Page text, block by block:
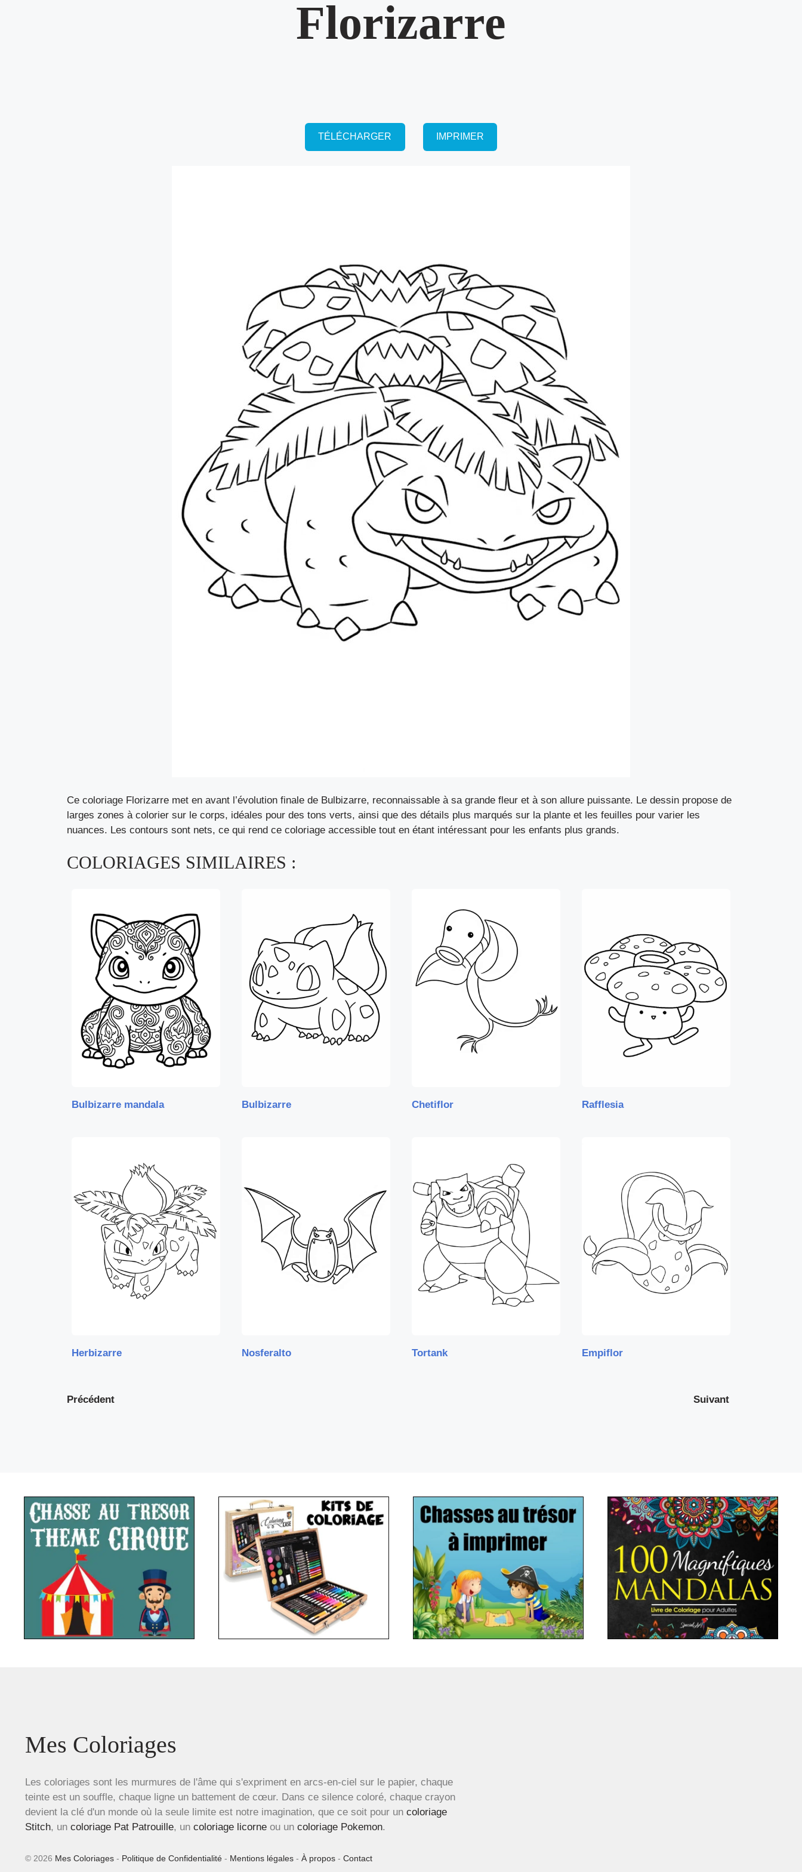
Florizarre
TÉLÉCHARGER IMPRIMER
Ce coloriage Florizarre met en avant l’évolution finale de Bulbizarre, reconnaissable à sa grande fleur et à son allure puissante. Le dessin propose de
larges zones à colorier sur le corps, idéales pour des tons verts, ainsi que des détails plus marqués sur la plante et les feuilles pour varier les
nuances. Les contours sont nets, ce qui rend ce coloriage accessible tout en étant intéressant pour les enfants plus grands.
COLORIAGES SIMILAIRES :
Bulbizarre mandala Bulbizarre Chetiflor Rafflesia
Herbizarre Nosferalto Tortank Empiflor
Précédent Suivant
Mes Coloriages
Les coloriages sont les murmures de l'âme qui s'expriment en arcs-en-ciel sur le papier, chaque
teinte est un souffle, chaque ligne un battement de cœur. Dans ce silence coloré, chaque crayon
devient la clé d'un monde où la seule limite est notre imagination, que ce soit pour un coloriage
Stitch, un coloriage Pat Patrouille, un coloriage licorne ou un coloriage Pokemon.
© 2026 Mes Coloriages - Politique de Confidentialité - Mentions légales - À propos - Contact